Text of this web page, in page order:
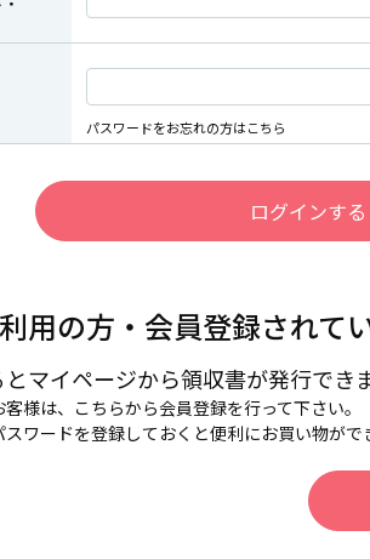
パスワードをお忘れの方はこちら
用の方・会員登録されて
マイページから領収書が発行できま
様は、こちらから会員登録を行って下さい。
ワードを登録しておくと便利にお買い物がで